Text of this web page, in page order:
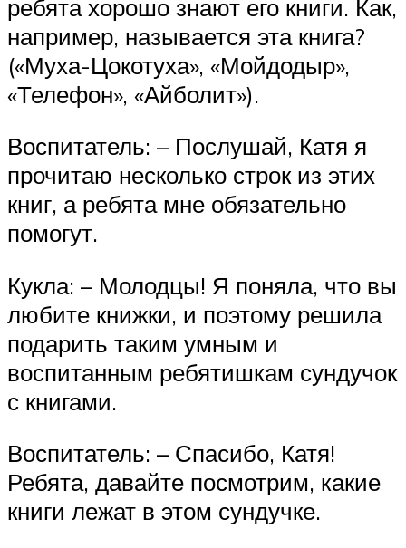
ребята хорошо знают его книги. Как,
например, называется эта книга?
(«Муха-Цокотуха», «Мойдодыр»,
«Телефон», «Айболит»).
Воспитатель: – Послушай, Катя я
прочитаю несколько строк из этих
книг, а ребята мне обязательно
помогут.
Кукла: – Молодцы! Я поняла, что вы
любите книжки, и поэтому решила
подарить таким умным и
воспитанным ребятишкам сундучок
с книгами.
Воспитатель: – Спасибо, Катя!
Ребята, давайте посмотрим, какие
книги лежат в этом сундучке.